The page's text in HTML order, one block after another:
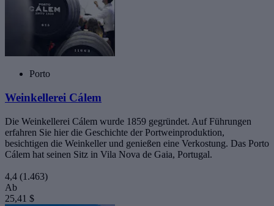
Porto
Weinkellerei Cálem
Die Weinkellerei Cálem wurde 1859 gegründet. Auf Führungen
erfahren Sie hier die Geschichte der Portweinproduktion,
besichtigen die Weinkeller und genießen eine Verkostung. Das Porto
Cálem hat seinen Sitz in Vila Nova de Gaia, Portugal.
4,4 (1.463)
Ab
25,41 $